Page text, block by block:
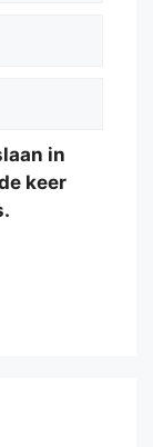
in
keer